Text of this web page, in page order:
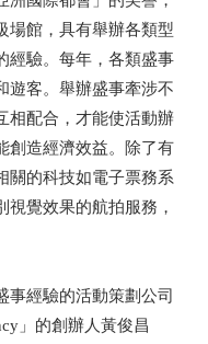
場館，具有舉辦各類型
經驗。每年，各類盛事
遊客。舉辦盛事牽涉不
相配合，才能使活動辦
造經濟效益。除了有
關的科技如電子票務系
覺效果的航拍服務，
事經驗的活動策劃公司
」的創辦人黃俊昌